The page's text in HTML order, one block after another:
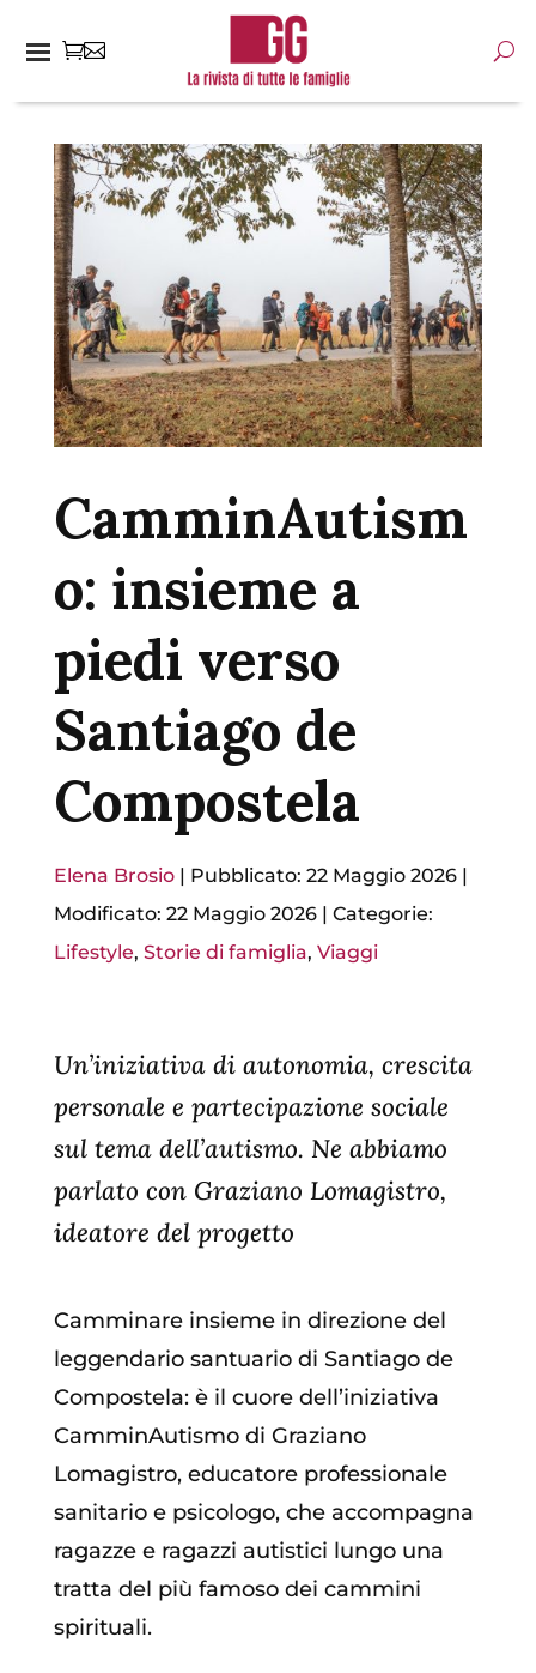
CamminAutism
o: insieme a
piedi verso
Santiago de
Compostela
Elena Brosio| Pubblicato: 22 Maggio 2026|
Modificato: 22 Maggio 2026| Categorie:
Lifestyle, Storie di famiglia, Viaggi
Un’iniziativa di autonomia, crescita
personale e partecipazione sociale
sul tema dell’autismo. Ne abbiamo
parlato con Graziano Lomagistro,
ideatore del progetto
Camminare insieme in direzione del
leggendario santuario di Santiago de
Compostela: è il cuore dell’iniziativa
CamminAutismo di Graziano
Lomagistro, educatore professionale
sanitario e psicologo, che accompagna
ragazze e ragazzi autistici lungo una
tratta del più famoso dei cammini
spirituali.